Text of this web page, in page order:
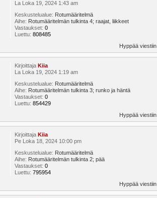
La Loka 19, 2024 1:43 am
Keskustelualue: Rotumääritelmä
Aihe: Rotumääritelmän tulkinta 4; raajat, liikkeet
Vastaukset:0
Luettu:808485
Hyppää viestiin
Kirjoittaja Kiia
La Loka 19, 2024 1:19 am
Keskustelualue: Rotumääritelmä
Aihe: Rotumääritelmän tulkinta 3; runko ja häntä
Vastaukset:0
Luettu:854429
Hyppää viestiin
Kirjoittaja Kiia
Pe Loka 18, 2024 10:00 pm
Keskustelualue: Rotumääritelmä
Aihe: Rotumääritelmän tulkinta 2; pää
Vastaukset:0
Luettu:795954
Hyppää viestiin